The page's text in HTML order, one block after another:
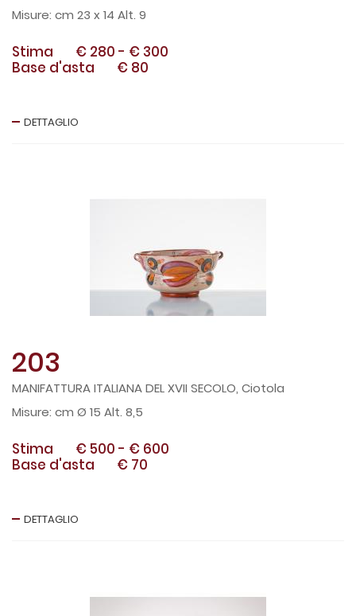
cm 23 x 14 Alt. 9
Stima € 280 - € 300
Base d'asta
€ 80
DETTAGLIO
203
MANIFATTURA ITALIANA DEL XVII SECOLO, Ciotola
cm Ø 15 Alt. 8,5
Stima € 500 - € 600
Base d'asta
€ 70
DETTAGLIO